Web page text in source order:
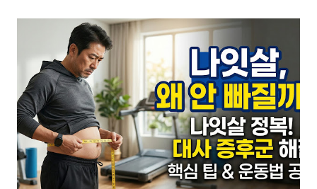
성질환으로 인한 사망은 28.2만 명. 전체 사망 원인의 78.8%가 만
성질환이다. 고혈압, 당뇨, 이상지질혈증, 비만, 치매까지 중년 이후
찾아오는 질환의 뿌리에는 공통된 원인이 하나 있다. 하스카프베
리가 주목받는 원인, 만성염증이라는 보이지 않는 적 KBS 보도에
따르면, 국내 100세 연구의 대가 박상철 전남대 석좌교수는 “노화
의 원인 가운데 만성염증을 주목하고 있다” 고 밝혔다. 사이언스타
임즈 역시 “과학자들이 10년의 연구를 통해 염증이 노화의 주요 원
인 중 하나로 추가됐다” 고 정리했다. 만성염증의 원인은 다양하다.
스트레스, 수면 부족, 고열량 식사, 미세먼지, 흡연까지 한국약학회